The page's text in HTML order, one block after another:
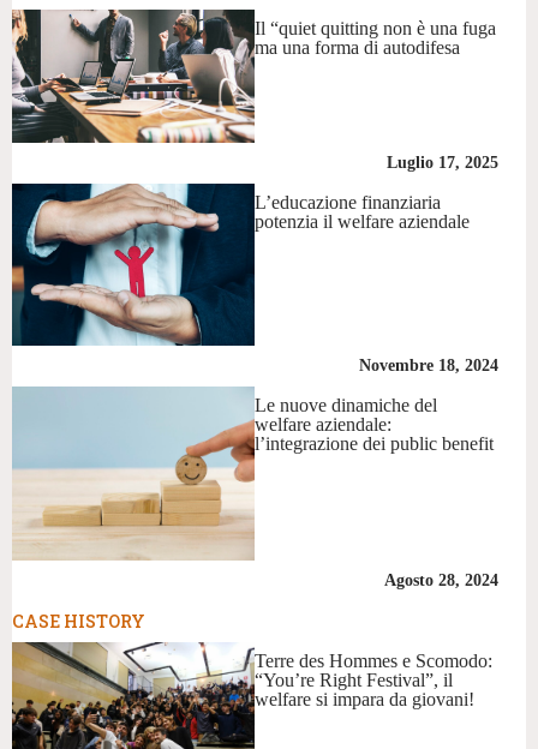
Il “quiet quitting non è una fuga
ma una forma di autodifesa
Luglio 17, 2025
L’educazione finanziaria
potenzia il welfare aziendale
Novembre 18, 2024
Le nuove dinamiche del
welfare aziendale:
l’integrazione dei public benefit
Agosto 28, 2024
CASE HISTORY
Terre des Hommes e Scomodo:
“You’re Right Festival”, il
welfare si impara da giovani!